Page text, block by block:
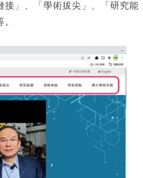
」、「學術拔尖」、「研究能